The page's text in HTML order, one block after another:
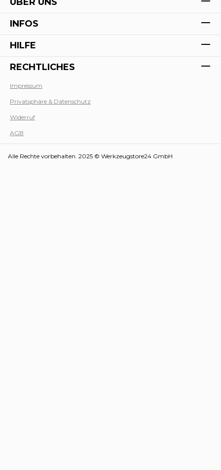
INFOS
HILFE
RECHTLICHES
Impressum
Privatsphäre & Datenschutz
Widerruf
AGB
Alle Rechte vorbehalten. 2025 © Werkzeugstore24 GmbH